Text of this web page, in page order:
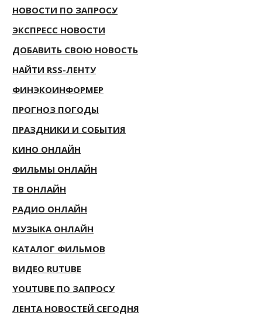
НОВОСТИ ПО ЗАПРОСУ
ЭКСПРЕСС НОВОСТИ
ДОБАВИТЬ СВОЮ НОВОСТЬ
НАЙТИ RSS-ЛЕНТУ
ФИНЭКОИНФОРМЕР
ПРОГНОЗ ПОГОДЫ
ПРАЗДНИКИ И СОБЫТИЯ
КИНО ОНЛАЙН
ФИЛЬМЫ ОНЛАЙН
ТВ ОНЛАЙН
РАДИО ОНЛАЙН
МУЗЫКА ОНЛАЙН
КАТАЛОГ ФИЛЬМОВ
ВИДЕО RUTUBE
YOUTUBE ПО ЗАПРОСУ
ЛЕНТА НОВОСТЕЙ СЕГОДНЯ